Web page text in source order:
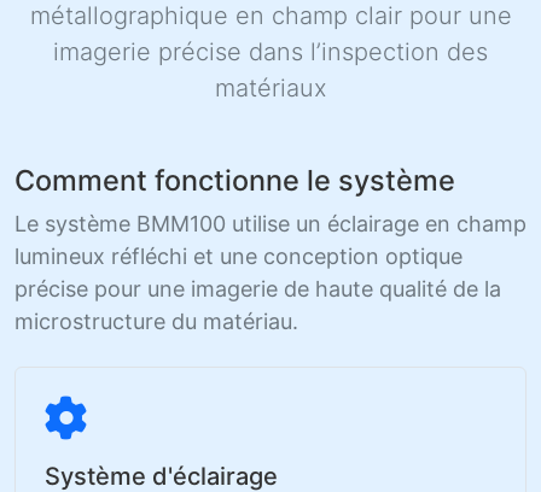
métallographique en champ clair pour une
imagerie précise dans l’inspection des
matériaux
Comment fonctionne le système
Le système BMM100 utilise un éclairage en champ
lumineux réfléchi et une conception optique
précise pour une imagerie de haute qualité de la
microstructure du matériau.
Système d'éclairage